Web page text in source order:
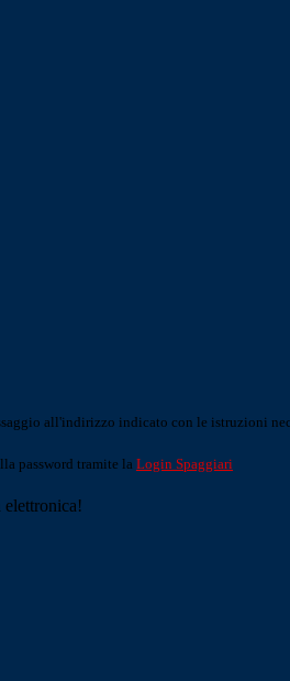
all'indirizzo indicato con le istruzioni
password tramite la Login Spaggiari
elettronica!